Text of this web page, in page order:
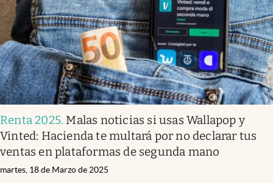
Renta 2025. Malas noticias si usas Wallapop y
Vinted: Hacienda te multará por no declarar tus
ventas en plataformas de segunda mano
martes, 18 de Marzo de 2025